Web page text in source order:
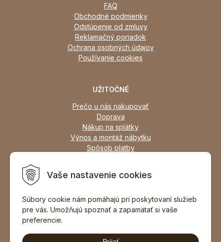
Vaše nastavenie cookies
Súbory cookie nám pomáhajú pri poskytovaní služieb
pre vás. Umožňujú spoznať a zapamätať si vaše
preferencie.
FAQ
Obchodné podmienky
Odstúpenie od zmluvy
Reklamačný poriadok
Ochrana osobných údajov
Používanie cookies
UŽITOČNÉ
Prečo u nás nakupovať
Doprava
Nákup na splátky
Výnos a montáž nábytku
Spôsob platby
Zariadime všetky typy interiérov
DOPORUČIŤ ZNÁMEMU